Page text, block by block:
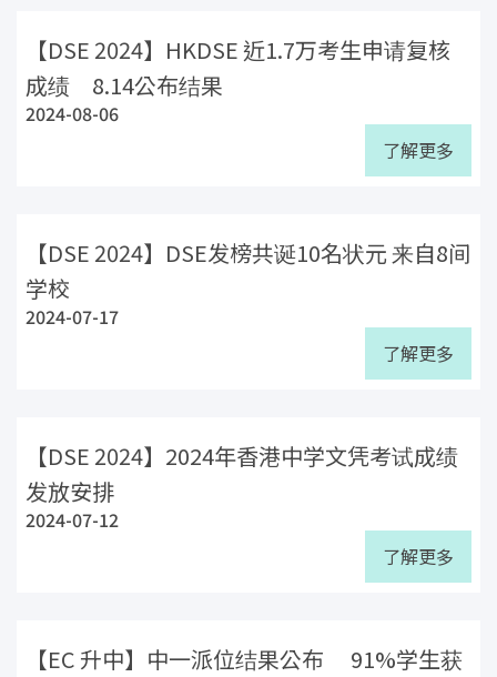
【DSE 2024】HKDSE 近1.7万考生申请复核
成绩 8.14公布结果
2024-08-06
了解更多
【DSE 2024】DSE发榜共诞10名状元 来自8间
学校
2024-07-17
了解更多
【DSE 2024】2024年香港中学文凭考试成绩
发放安排
2024-07-12
了解更多
【EC 升中】中一派位结果公布 91%学生获